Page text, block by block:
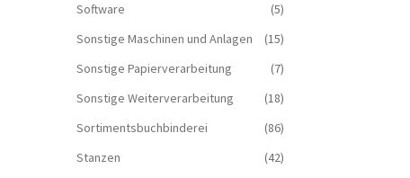
Software
(5)
Sonstige Maschinen und Anlagen
(15)
Sonstige Papierverarbeitung
(7)
Sonstige Weiterverarbeitung
(18)
Sortimentsbuchbinderei
(86)
Stanzen
(42)